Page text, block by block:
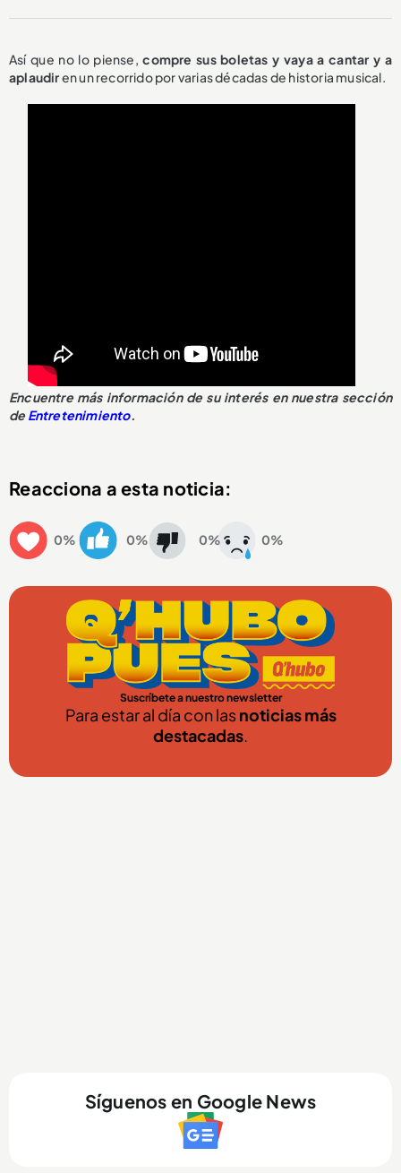
Así que no lo piense,compre sus boletas y vaya a cantar y a
aplaudiren un recorrido por varias décadas de historia musical.
Encuentre más información de su interés en nuestra sección
deEntretenimiento.
Reacciona a esta noticia:
0% 0% 0% 0%
Suscríbete a nuestro newsletter
Para estar al día con lasnoticias más
destacadas
Síguenos en Google News